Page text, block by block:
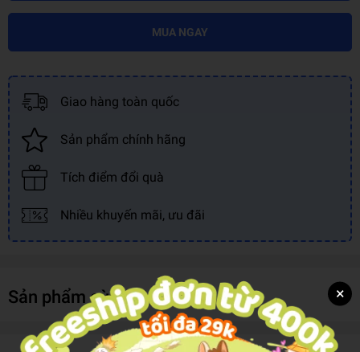
MUA NGAY
Giao hàng toàn quốc
Sản phẩm chính hãng
Tích điểm đổi quà
Nhiều khuyến mãi, ưu đãi
Sản phẩm cùng loại ×